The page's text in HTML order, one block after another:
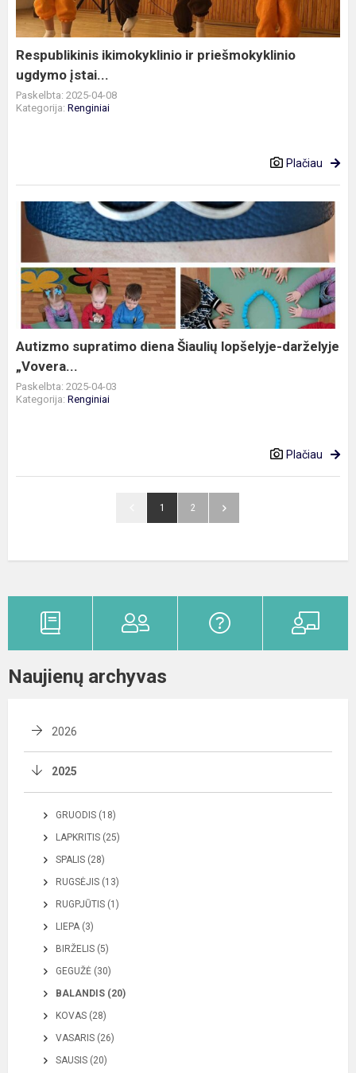
įstai...
Respublikinis ikimokyklinio ir priešmokyklinio
ugdymo įstai...
Paskelbta: 2025-04-08
Kategorija: Renginiai
Plačiau
Autizmo
supratimo
diena
Šiaulių
lopšelyje-
darželyje
„Vovera...
Autizmo supratimo diena Šiaulių lopšelyje-darželyje
„Vovera...
Paskelbta: 2025-04-03
Kategorija: Renginiai
Plačiau
1 2
Naujienų archyvas
2026
2025
GRUODIS (18)
LAPKRITIS (25)
SPALIS (28)
RUGSĖJIS (13)
RUGPJŪTIS (1)
LIEPA (3)
BIRŽELIS (5)
GEGUŽĖ (30)
BALANDIS (20)
KOVAS (28)
VASARIS (26)
SAUSIS (20)